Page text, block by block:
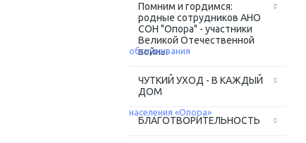
Помним и гордимся:
родные сотрудников АНО
СОН "Опора" - участники
Великой Отечественной
войны
ЧУТКИЙ УХОД - В КАЖДЫЙ
ДОМ
БЛАГОТВОРИТЕЛЬНОСТЬ